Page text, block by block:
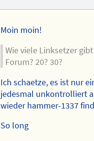
Autors
Moin moin!
Wie viele Linksetzer
Forum? 20? 30?
Ich schaetze, es ist nur
jedesmal unkontrolliert
wieder hammer-1337
So long